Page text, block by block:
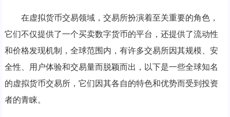
在虚拟货币交易领域，交易所扮演着至关重要的角色，
它们不仅提供了一个买卖数字货币的平台，还提供了流动性
和价格发现机制，全球范围内，有许多交易所因其规模、安
全性、用户体验和交易量而脱颖而出，以下是一些全球知名
的虚拟货币交易所，它们因其各自的特色和优势而受到投资
者的青睐。